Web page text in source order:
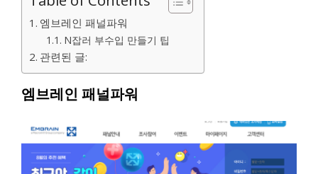
엠브레인 패널파워
N잡러 부수입 만들기 팁
관련된 글:
엠브레인 패널파워